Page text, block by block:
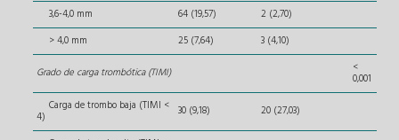
3,6-4,0 mm 64 (19,57)
2 (2,70)
> 4,0 mm
25 (7,64)
3 (4,10)
Grado de carga trombótica (TIMI)
<
0,001
Carga de trombo baja (TIMI <
4) 30 (9,18) 20 (27,03)